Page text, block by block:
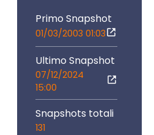
Primo Snapshot
01/03/2003 01:03
Ultimo Snapshot
07/12/2024
15:00
Snapshots totali
131